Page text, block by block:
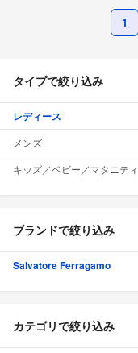
1
タイプで絞り込み
レディース
メンズ
キッズ／ベビー／マタニティ
ブランドで絞り込み
Salvatore Ferragamo
カテゴリで絞り込み